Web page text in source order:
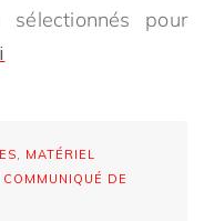
sélectionnés pour
, MATÉRIEL
COMMUNIQUÉ DE